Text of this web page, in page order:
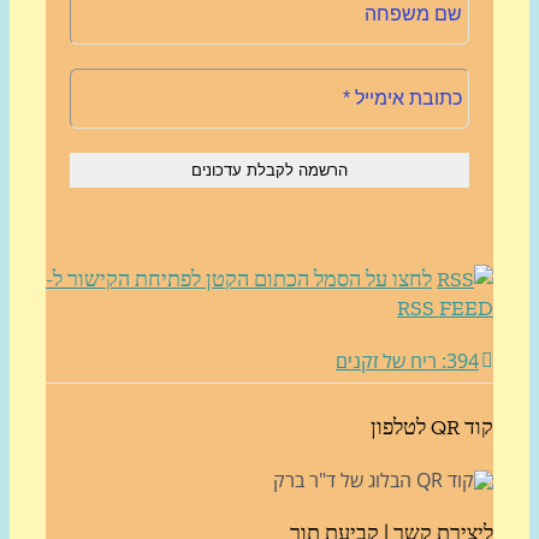
לחצו על הסמל הכתום הקטן לפתיחת הקישור ל-
RSS
קשר | קביעת תור